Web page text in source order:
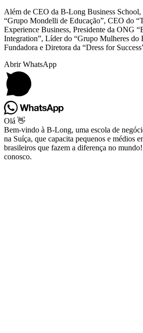
Além de CEO da B-Long Business School,
“Grupo Mondelli de Educação”, CEO do
Experience Business, Presidente da ONG
Integration”, Líder do “Grupo Mulheres do
Fundadora e Diretora da “Dress for
Abrir WhatsApp
Olá 👋
Bem-vindo à B-Long, uma escola de
na Suíça, que capacita pequenos e médios
brasileiros que fazem a diferença no
conosco.